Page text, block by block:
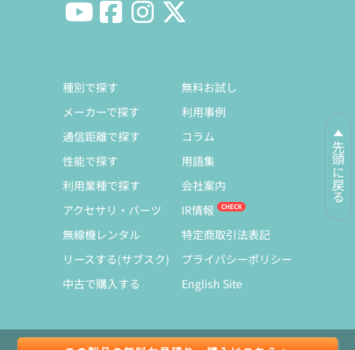
先頭に戻る
種別で探す
メーカーで探す
通信距離で探す
性能で探す
利用業種で探す
アクセサリ・パーツ
無線機レンタル
リースする(サブスク)
中古で購入する
無料お試し
利用事例
コラム
用語集
会社案内
IR情報
特定商取引法表記
プライバシーポリシー
English Site